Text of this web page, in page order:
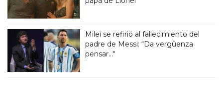
Milei se refirió al fallecimiento del
padre de Messi: “Da vergüenza
pensar..."